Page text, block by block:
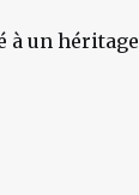
à un héritage